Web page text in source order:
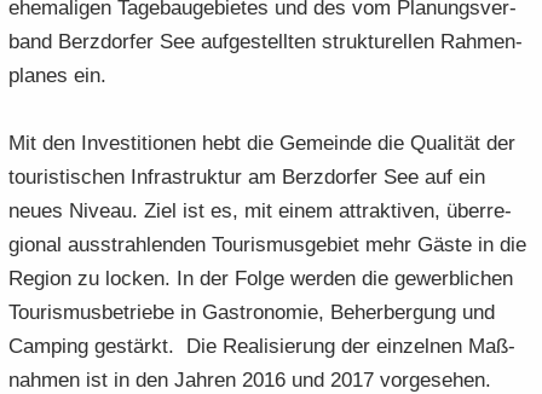
ehe­ma­li­gen Ta­ge­bau­ge­bie­tes und des vom Pla­nungs­ver­
band Berz­dor­fer See auf­ge­stell­ten struk­tu­rel­len Rah­men­
pla­nes ein.
Mit den In­ves­ti­tio­nen hebt die Ge­mein­de die Qua­li­tät der
tou­ris­ti­schen In­fra­struk­tur am Berz­dor­fer See auf ein
neues Ni­veau. Ziel ist es, mit ei­nem at­trak­ti­ven, über­re­
gio­nal aus­strah­len­den Tou­ris­mus­ge­biet mehr Gäste in die
Re­gi­on zu lo­cken. In der Folge wer­den die ge­werb­li­chen
Touris­musbetriebe in Gas­tro­no­mie, Be­her­ber­gung und
Cam­ping ge­stärkt. Die Re­alisierung der ein­zel­nen Maß­
nah­men ist in den Jah­ren 2016 und 2017 vor­gesehen.